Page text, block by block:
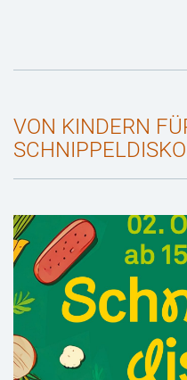
VON KINDERN
SCHNIPPELDISKO